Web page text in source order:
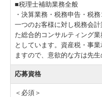
■税理士補助業務全般
・決算業務・税務申告・税
一つのお客様に対し税務会
た総合的コンサルティング
としています。資産税・事
ますので、意欲的な方は先
応募資格
＜必須＞